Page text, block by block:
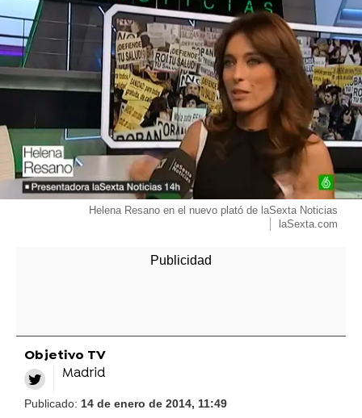
Helena Resano en el nuevo plató de laSexta Noticias
laSexta.com
Objetivo TV
Madrid
Publicado: 14 de enero de 2014, 11:49